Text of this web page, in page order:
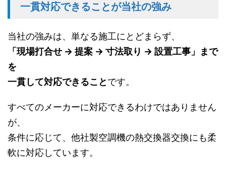
一貫対応できることが当社の強み
当社の強みは、単なる施工にとどまらず、
「現場打合せ → 提案 → 寸法取り → 設置工事」まで
を
一貫して対応できることです。
すべてのメーカーに対応できるわけではありません
が、
条件に応じて、他社製空調機の熱交換器交換にも柔
軟に対応しています。